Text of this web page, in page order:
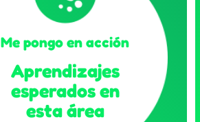
Me pongo en acción
Aprendizajes
esperados en
esta área